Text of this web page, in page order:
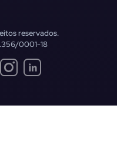
reservados.
0001-18